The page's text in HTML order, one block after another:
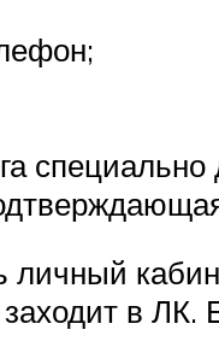
личный
в ЛК.